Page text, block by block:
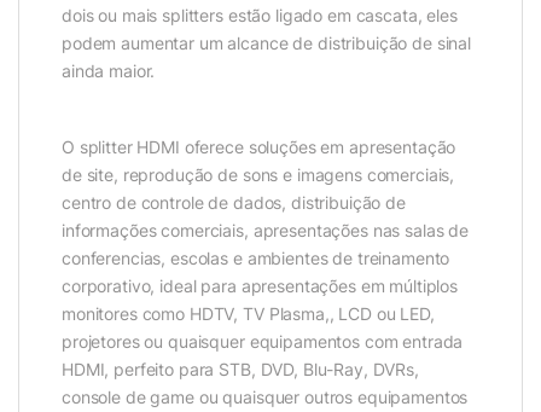
dois ou mais splitters estão ligado em cascata, eles
podem aumentar um alcance de distribuição de sinal
ainda maior.
O splitter HDMI oferece soluções em apresentação
de site, reprodução de sons e imagens comerciais,
centro de controle de dados, distribuição de
informações comerciais, apresentações nas salas de
conferencias, escolas e ambientes de treinamento
corporativo, ideal para apresentações em múltiplos
monitores como HDTV, TV Plasma,, LCD ou LED,
projetores ou quaisquer equipamentos com entrada
HDMI, perfeito para STB, DVD, Blu-Ray, DVRs,
console de game ou quaisquer outros equipamentos